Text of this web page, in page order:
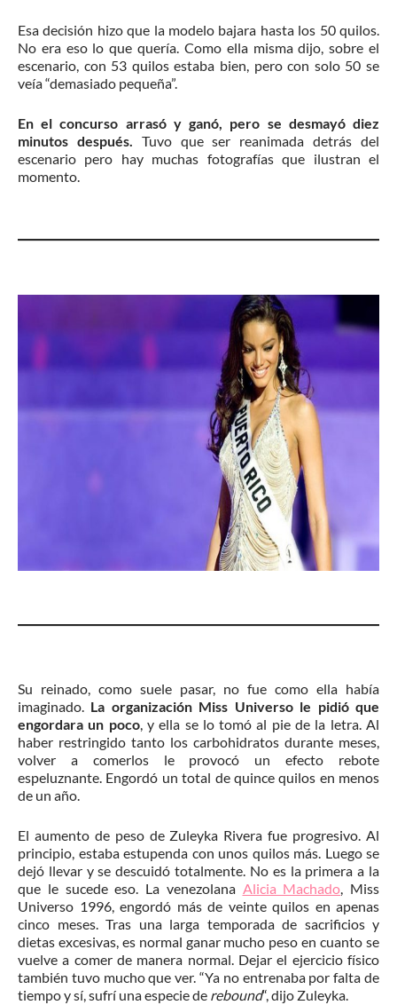
Esa decisión hizo que la modelo bajara hasta los 50 quilos.
No era eso lo que quería. Como ella misma dijo, sobre el
escenario, con 53 quilos estaba bien, pero con solo 50 se
veía “demasiado pequeña”.
En el concurso arrasó y ganó, pero se desmayó diez
minutos después. Tuvo que ser reanimada detrás del
escenario pero hay muchas fotografías que ilustran el
momento.
Su reinado, como suele pasar, no fue como ella había
imaginado. La organización Miss Universo le pidió que
engordara un poco, y ella se lo tomó al pie de la letra. Al
haber restringido tanto los carbohidratos durante meses,
volver a comerlos le provocó un efecto rebote
espeluznante. Engordó un total de quince quilos en menos
de un año.
El aumento de peso de Zuleyka Rivera fue progresivo. Al
principio, estaba estupenda con unos quilos más. Luego se
dejó llevar y se descuidó totalmente. No es la primera a la
que le sucede eso. La venezolana Alicia Machado, Miss
Universo 1996, engordó más de veinte quilos en apenas
cinco meses. Tras una larga temporada de sacrificios y
dietas excesivas, es normal ganar mucho peso en cuanto se
vuelve a comer de manera normal. Dejar el ejercicio físico
también tuvo mucho que ver. “Ya no entrenaba por falta de
tiempo y sí, sufrí una especie de rebound“, dijo Zuleyka.